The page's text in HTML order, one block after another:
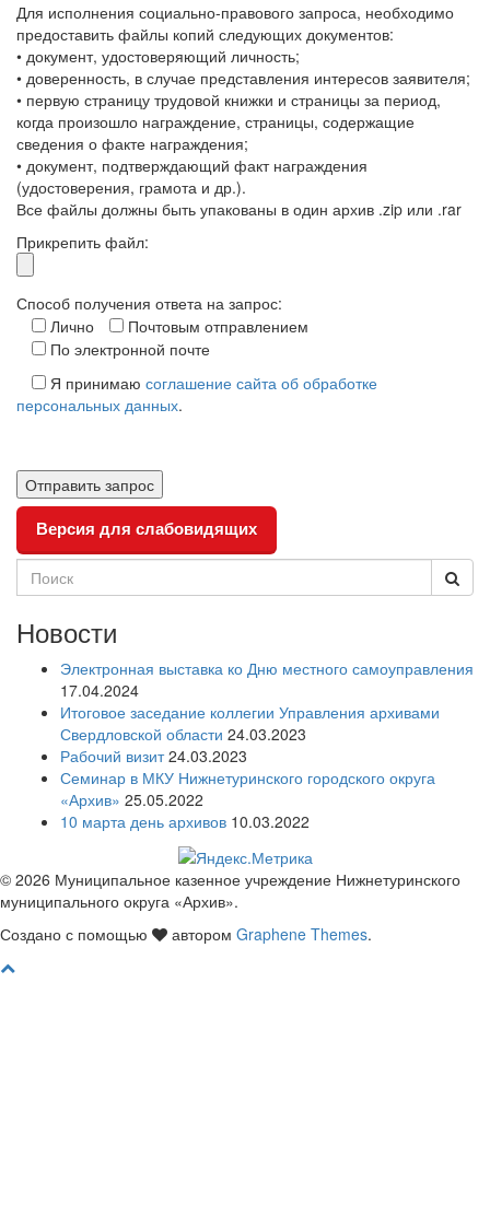
Для исполнения социально-правового запроса, необходимо
предоставить файлы копий следующих документов:
• документ, удостоверяющий личность;
• доверенность, в случае представления интересов заявителя;
• первую страницу трудовой книжки и страницы за период,
когда произошло награждение, страницы, содержащие
сведения о факте награждения;
• документ, подтверждающий факт награждения
(удостоверения, грамота и др.).
Все файлы должны быть упакованы в один архив .zip или .rar
Прикрепить файл:
Способ получения ответа на запрос:
Лично
Почтовым отправлением
По электронной почте
Я принимаю соглашение сайта об обработке
персональных данных.
Версия для слабовидящих
Новости
Электронная выставка ко Дню местного самоуправления
17.04.2024
Итоговое заседание коллегии Управления архивами
Свердловской области 24.03.2023
Рабочий визит 24.03.2023
Семинар в МКУ Нижнетуринского городского округа
«Архив» 25.05.2022
10 марта день архивов 10.03.2022
© 2026 Муниципальное казенное учреждение Нижнетуринского
муниципального округа «Архив».
Создано с помощью
автором Graphene Themes.